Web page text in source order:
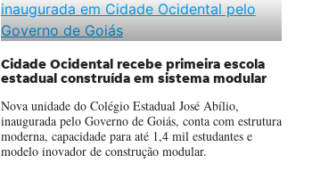
Cidade Ocidental recebe primeira escola
estadual construída em sistema modular
Nova unidade do Colégio Estadual José Abílio,
inaugurada pelo Governo de Goiás, conta com estrutura
moderna, capacidade para até 1,4 mil estudantes e
modelo inovador de construção modular.